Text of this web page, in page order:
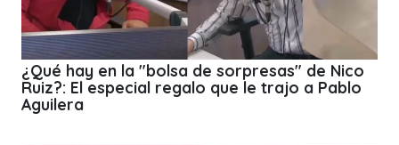
¿Qué hay en la "bolsa de sorpresas" de Nico
Ruiz?: El especial regalo que le trajo a Pablo
Aguilera